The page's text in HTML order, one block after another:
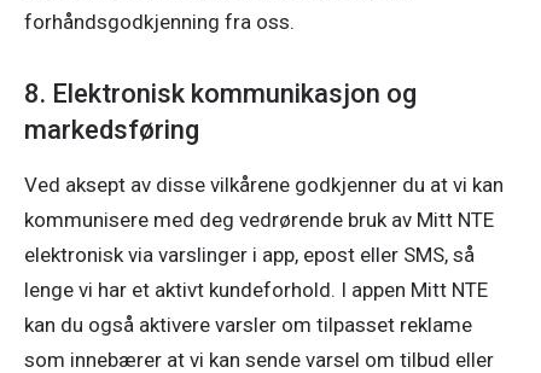
forhåndsgodkjenning fra oss.
8. Elektronisk kommunikasjon og
markedsføring
Ved aksept av disse vilkårene godkjenner du at vi kan
kommunisere med deg vedrørende bruk av Mitt NTE
elektronisk via varslinger i app, epost eller SMS, så
lenge vi har et aktivt kundeforhold. I appen Mitt NTE
kan du også aktivere varsler om tilpasset reklame
som innebærer at vi kan sende varsel om tilbud eller